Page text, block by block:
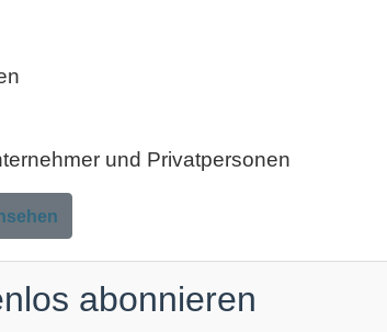
und Privatpersonen
abonnieren